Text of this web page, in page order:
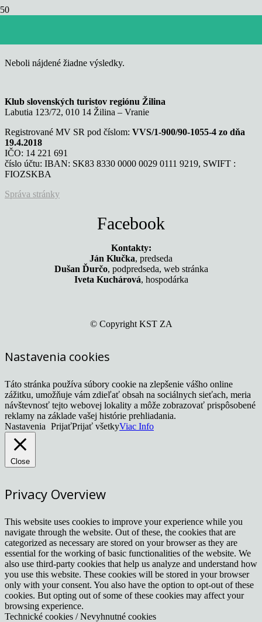
Neboli nájdené žiadne výsledky.
Klub slovenských turistov regiónu Žilina
Labutia 123/72, 010 14 Žilina – Vranie
Registrované MV SR pod číslom: VVS/1-900/90-1055-4 zo dňa
19.4.2018
IČO: 14 221 691
číslo účtu: IBAN: SK83 8330 0000 0029 0111 9219, SWIFT :
FIOZSKBA
Správa stránky
Facebook
Kontakty:
Ján Klučka, predseda
Dušan Ďurčo, podpredseda, web stránka
Iveta Kuchárová, hospodárka
© Copyright KST ZA
Nastavenia cookies
Táto stránka používa súbory cookie na zlepšenie vášho online
zážitku, umožňuje vám zdieľať obsah na sociálnych sieťach, meria
návštevnosť tejto webovej lokality a môže zobrazovať prispôsobené
reklamy na základe vašej histórie prehliadania.
Nastavenia PrijaťPrijať všetkyViac Info
Close
Privacy Overview
This website uses cookies to improve your experience while you
navigate through the website. Out of these, the cookies that are
categorized as necessary are stored on your browser as they are
essential for the working of basic functionalities of the website. We
also use third-party cookies that help us analyze and understand how
you use this website. These cookies will be stored in your browser
only with your consent. You also have the option to opt-out of these
cookies. But opting out of some of these cookies may affect your
browsing experience.
Technické cookies / Nevyhnutné cookies